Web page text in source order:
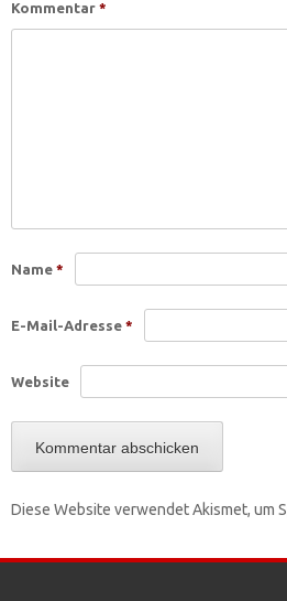
Kommentar *
Name *
E-Mail-Adresse *
Website
Diese Website verwendet Akismet, um